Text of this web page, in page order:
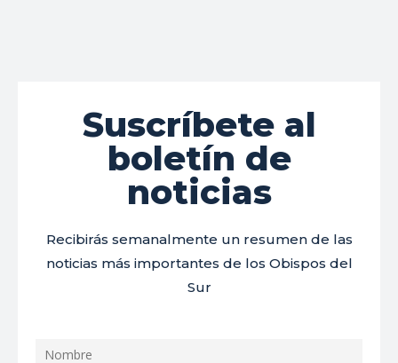
Suscríbete al
boletín de
noticias
Recibirás semanalmente un resumen de las
noticias más importantes de los Obispos del
Sur